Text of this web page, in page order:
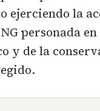
ejerciendo la
personada
y de la